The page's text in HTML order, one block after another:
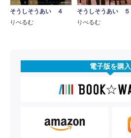
そうしそうあい ４
りべるむ
そうしそうあい ５
りべるむ
電子版を購入